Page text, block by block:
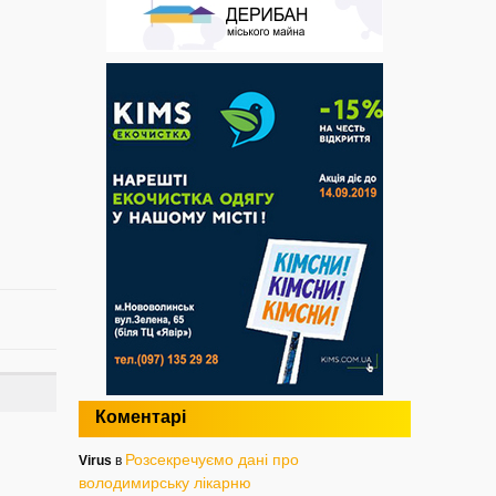
Коментарі
Virus в Розсекречуємо дані про
володимирську лікарню